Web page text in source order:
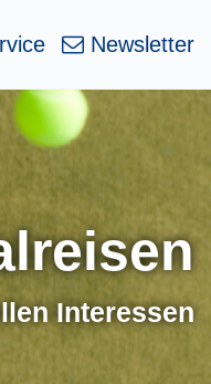
Newsletter
Interessen